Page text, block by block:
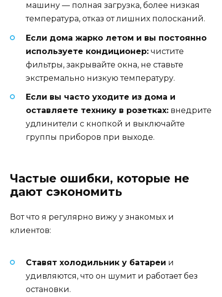
машину — полная загрузка, более низкая
температура, отказ от лишних полосканий.
Если дома жарко летом и вы постоянно
используете кондиционер: чистите
фильтры, закрывайте окна, не ставьте
экстремально низкую температуру.
Если вы часто уходите из дома и
оставляете технику в розетках: внедрите
удлинители с кнопкой и выключайте
группы приборов при выходе.
Частые ошибки, которые не
дают сэкономить
Вот что я регулярно вижу у знакомых и
клиентов:
Ставят холодильник у батареи и
удивляются, что он шумит и работает без
остановки.